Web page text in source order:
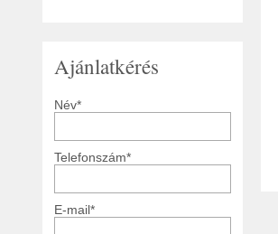
Ajánlatkérés
Név*
Telefonszám*
E-mail*